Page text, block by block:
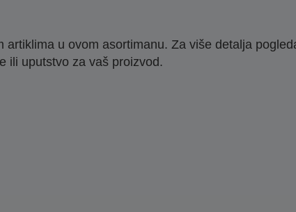
u ovom asortimanu. Za više detalja
ili uputstvo za vaš proizvod.